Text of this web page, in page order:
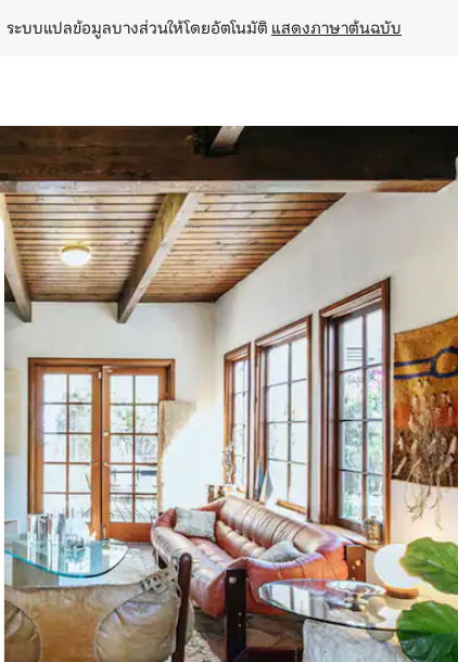
ระบบแปลข้อมูลบางส่วนให้โดยอัตโนมัติ แสดงภาษาต้นฉบับ